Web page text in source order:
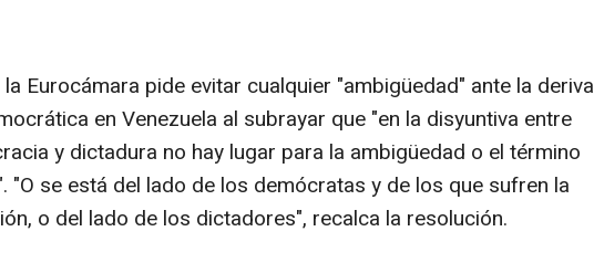
la Eurocámara pide evitar cualquier "ambigüedad" ante la deriva
en Venezuela al subrayar que "en la disyuntiva entre
y dictadura no hay lugar para la ambigüedad o el término
"O se está del lado de los demócratas y de los que sufren la
o del lado de los dictadores", recalca la resolución.